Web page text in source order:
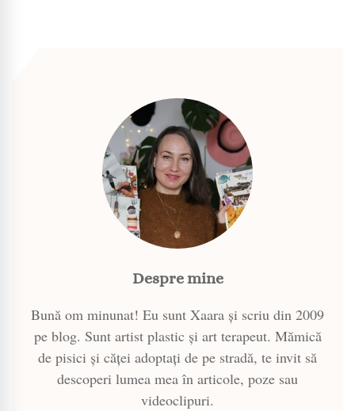
Despre mine
Bună om minunat! Eu sunt Xaara și scriu din 2009
pe blog. Sunt artist plastic și art terapeut. Mămică
de pisici și căței adoptați de pe stradă, te invit să
descoperi lumea mea în articole, poze sau
videoclipuri.